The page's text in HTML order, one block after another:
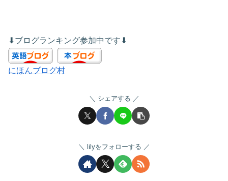
⬇︎ブログランキング参加中です⬇︎
にほんブログ村
シェアする
lilyをフォローする